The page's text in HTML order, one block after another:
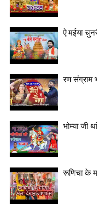
ऐ मईया
रण संग्राम
भोम्या जी
रूणिचा के